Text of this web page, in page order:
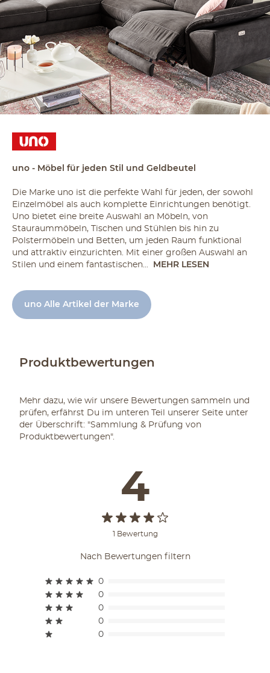
uno - Möbel für jeden Stil und Geldbeutel
Die Marke uno ist die perfekte Wahl für jeden, der sowohl
Einzelmöbel als auch komplette Einrichtungen benötigt.
Uno bietet eine breite Auswahl an Möbeln, von
Stauraummöbeln, Tischen und Stühlen bis hin zu
Polstermöbeln und Betten, um jeden Raum funktional
und attraktiv einzurichten. Mit einer großen Auswahl an
Stilen und einem fantastischen...
MEHR LESEN
uno Alle Artikel der Marke
Produktbewertungen
Mehr dazu, wie wir unsere Bewertungen sammeln und
prüfen, erfährst Du im unteren Teil unserer Seite unter
der Überschrift: "Sammlung & Prüfung von
Produktbewertungen".
4
1 Bewertung
Nach Bewertungen filtern
0
0
0
0
0